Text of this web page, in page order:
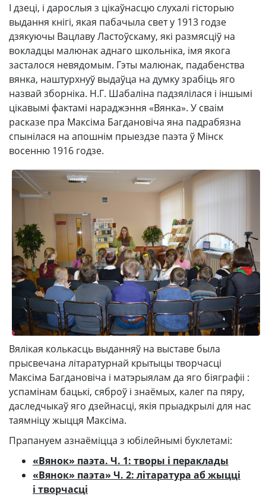
І дзеці, і дарослыя з цікаўнасцю слухалі гісторыю
выдання кнігі, якая пабачыла свет у 1913 годзе
дзякуючы Вацлаву Ластоўскаму, які размясціў на
вокладцы малюнак аднаго школьніка, імя якога
засталося невядомым. Гэты малюнак, падабенства
вянка, наштурхнуў выдаўца на думку зрабіць яго
назвай зборніка. Н.Г. Шабаліна падзялілася і іншымі
цікавымі фактамі нараджэння «Вянка». У сваім
расказе пра Максіма Багдановіча яна падрабязна
спынілася на апошнім прыездзе паэта ў Мінск
восенню 1916 годзе.
Вялікая колькасць выданняў на выставе была
прысвечана літаратурнай крытыцы творчасці
Максіма Багдановіча і матэрыялам да яго біяграфіі :
успамінам бацькі, сяброў і знаёмых, калег па пяру,
даследчыкаў яго дзейнасці, якія прыадкрылі для нас
таямніцу жыцця Максіма.
Прапануем азнаёміцца з юбілейнымі буклетамі:
«Вянок» паэта. Ч. 1: творы і пераклады
«Вянок» паэта» Ч. 2: літаратура аб жыцці
і творчасці